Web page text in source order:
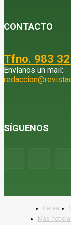
CONTACTO
Tfno. 983
Envíanos un mail:
SÍGUENOS
Cereal
Más